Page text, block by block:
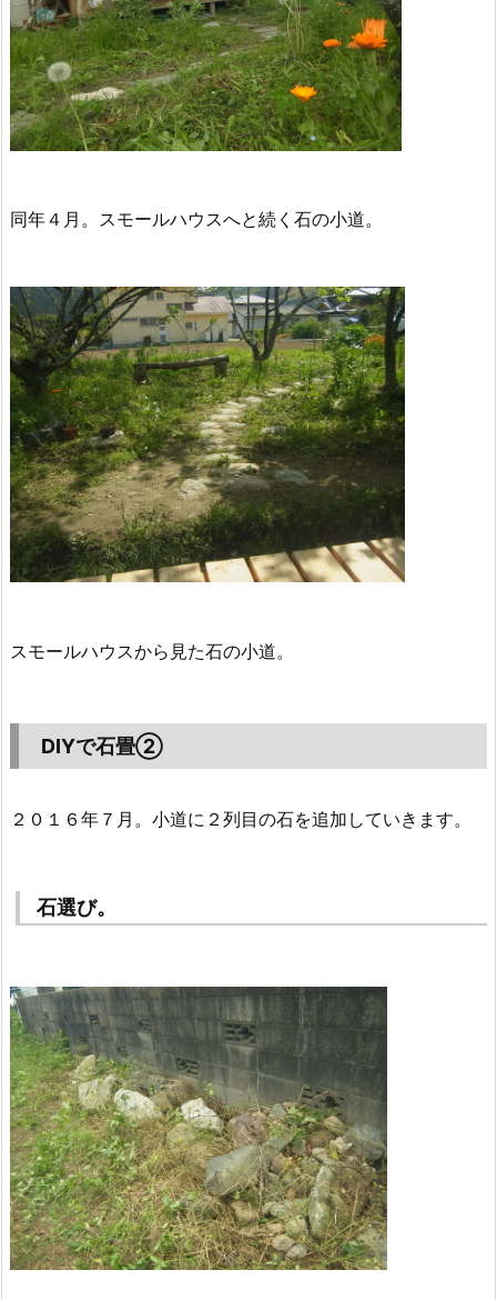
同年４月。スモールハウスへと続く石の小道。
スモールハウスから見た石の小道。
DIYで石畳②
２０１６年７月。小道に２列目の石を追加していきます。
石選び。